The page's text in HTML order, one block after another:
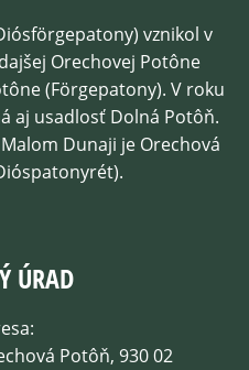
vznikol v
Orechovej Potône
(Förgepatony). V roku
aj usadlosť Dolná Potôň.
Dunaji je Orechová
ÚRAD
Potôň, 930 02